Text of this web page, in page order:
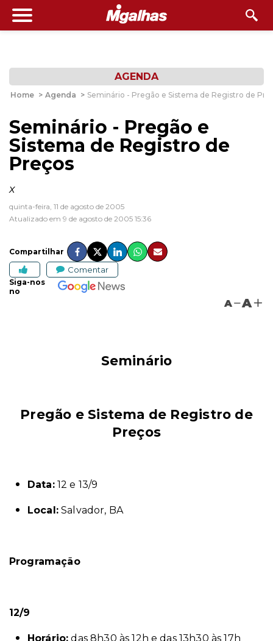
AGENDA
Home > Agenda > Seminário - Pregão e Sistema de Registro de
Seminário - Pregão e
Sistema de Registro de
Preços
x
quinta-feira, 11 de agosto de 2005
Atualizado em 9 de agosto de 2005 15:36
Compartilhar
Comentar
Siga-nos
no
A A
Seminário
Pregão e Sistema de Registro de
Preços
Data:12 e 13/9
Local:Salvador, BA
Programação
12/9
Horário: das 8h30 às 12h e das 13h30 às 17h